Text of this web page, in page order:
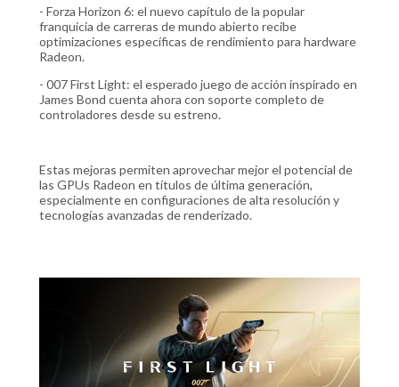
- Forza Horizon 6: el nuevo capítulo de la popular
franquicia de carreras de mundo abierto recibe
optimizaciones específicas de rendimiento para hardware
Radeon.
- 007 First Light: el esperado juego de acción inspirado en
James Bond cuenta ahora con soporte completo de
controladores desde su estreno.
Estas mejoras permiten aprovechar mejor el potencial de
las GPUs Radeon en títulos de última generación,
especialmente en configuraciones de alta resolución y
tecnologías avanzadas de renderizado.